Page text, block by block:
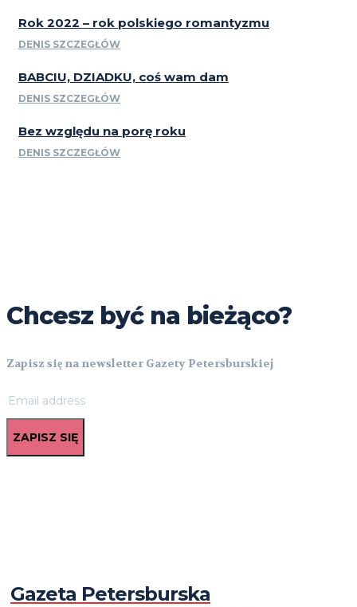
Rok 2022 – rok polskiego romantyzmu
DENIS SZCZEGŁÓW
BABCIU, DZIADKU, coś wam dam
DENIS SZCZEGŁÓW
Bez względu na porę roku
DENIS SZCZEGŁÓW
Chcesz być na bieżąco?
Zapisz się na newsletter Gazety Petersburskiej
ZAPISZ SIĘ
Gazeta Petersburska